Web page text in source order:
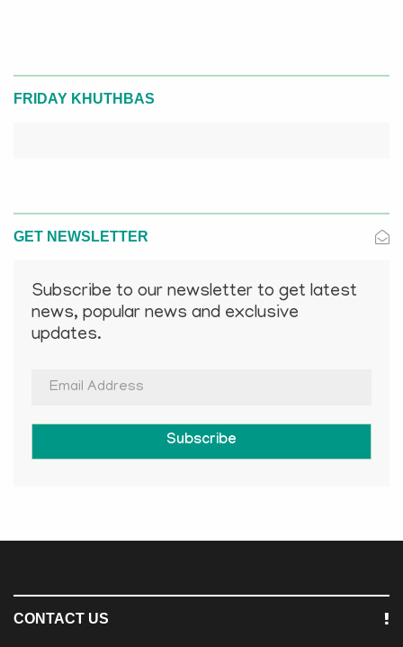
FRIDAY KHUTHBAS
GET NEWSLETTER
Subscribe to our newsletter to get latest
news, popular news and exclusive
updates.
Subscribe
CONTACT US